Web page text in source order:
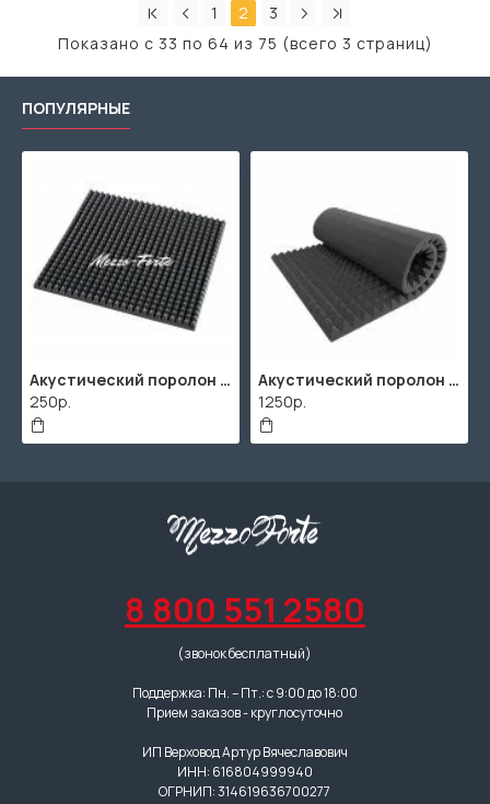
1 2
3
Показано с 33 по 64 из 75 (всего 3 страниц)
ПОПУЛЯРНЫЕ
Акустический поролон "Пирамида" / 2000х1000мм
ППУ "Листовой" (2000х1000мм)
8 800 551 2580
(звонок бесплатный)
Поддержка: Пн. – Пт.: с 9:00 до 18:00
Прием заказов - круглосуточно
ИП Верховод Артур Вячеславович
ИНН: 616804999940
ОГРНИП: 314619636700277